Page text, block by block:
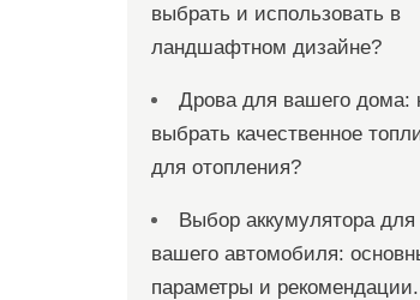
выбрать и использовать в
ландшафтном дизайне?
Дрова для вашего дома:
выбрать качественное
для отопления?
Выбор аккумулятора для
вашего автомобиля:
параметры и рекомендации.